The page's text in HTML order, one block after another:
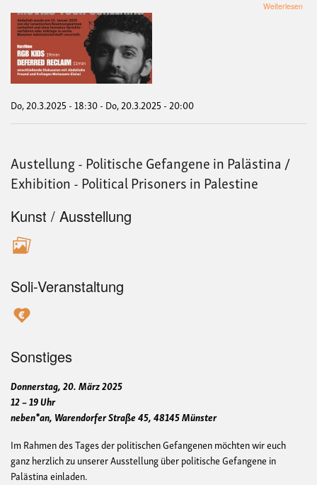
Weiterlesen
/
Do, 20.3.2025 - 18:30- Do, 20.3.2025 - 20:00
Austellung - Politische Gefangene in Palästina /
Exhibition - Political Prisoners in Palestine
Kunst / Ausstellung
Soli-Veranstaltung
Sonstiges
Donnerstag, 20. März 2025
12 – 19 Uhr
neben*an, Warendorfer Straße 45, 48145 Münster
Im Rahmen des Tages der politischen Gefangenen möchten wir euch
ganz herzlich zu unserer Ausstellung über politische Gefangene in
Palästina einladen.